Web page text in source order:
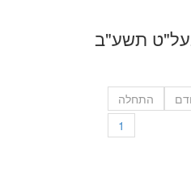
תשע"ב
התחלה
1